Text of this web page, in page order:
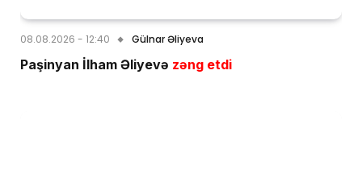
08.08.2026 - 12:40 Gülnar Əliyeva
Paşinyan İlham Əliyevə zəng etdi